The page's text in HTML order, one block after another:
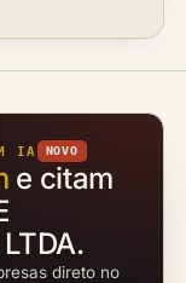
IA NOVO
e citam
direto no